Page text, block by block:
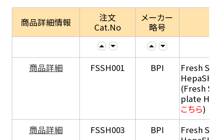
商品詳細情報
注文
Cat.No
メーカー
略号
商品詳細 FSSH001 BPI
Fresh
HepaSH®
(Fresh
plate
こちら)
商品詳細
FSSH003 BPI
Fresh